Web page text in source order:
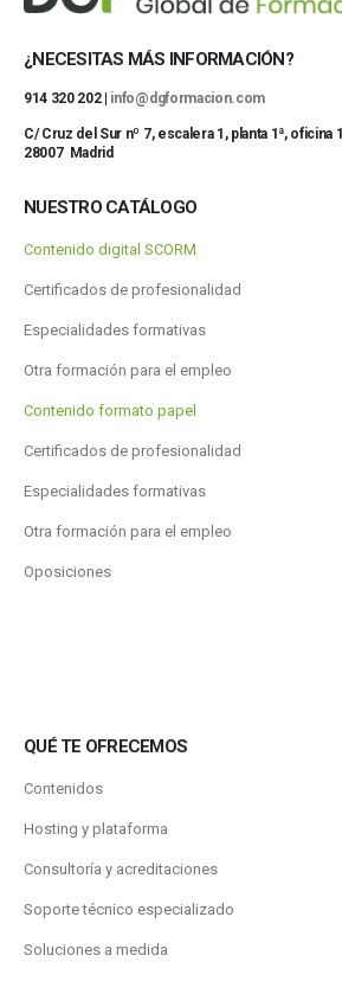
¿NECESITAS MÁS INFORMACIÓN?
914 320 202 | info@dgformacion.com
C/ Cruz del Sur nº 7, escalera 1, planta 1ª, oficina 1
28007 Madrid
NUESTRO CATÁLOGO
Contenido digital SCORM
Certificados de profesionalidad
Especialidades formativas
Otra formación para el empleo
Contenido formato papel
Certificados de profesionalidad
Especialidades formativas
Otra formación para el empleo
Oposiciones
QUÉ TE OFRECEMOS
Contenidos
Hosting y plataforma
Consultoría y acreditaciones
Soporte técnico especializado
Soluciones a medida